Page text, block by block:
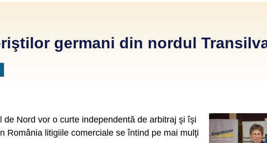
germani din nordul
Nord vor o curte independentă de arbitraj şi îşi
România litigiile comerciale se întind pe mai mulţi